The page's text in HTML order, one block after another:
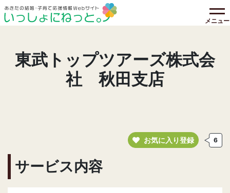
メニュー
東武トップツアーズ株式会
社 秋田支店
お気に入り登録 6
サービス内容